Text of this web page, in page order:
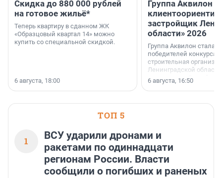
Скидка до 880 000 рублей
на готовое жильё*
Теперь квартиру в сданном ЖК
«Образцовый квартал 14» можно
купить со специальной скидкой.
6 августа, 18:00
Группа Аквилон
застройщик
области» 2026
Группа Аквилон стала
победителей конкурса
строительная
Ленинградской области
номинации «Самый
застройщик
области».
6 августа, 16:50
ТОП 5
1
ВСУ ударили дронами и
ракетами по одиннадцати
регионам России. Власти
сообщили о погибших и раненых